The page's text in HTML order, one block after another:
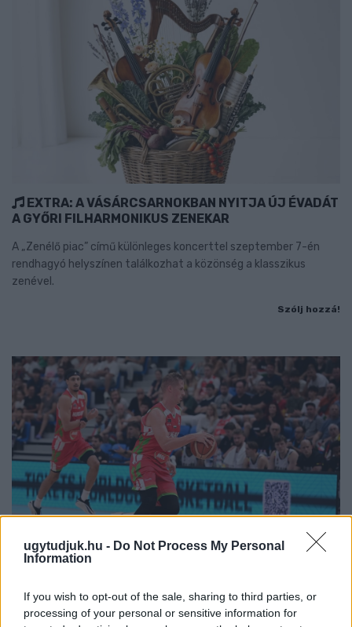
ugytudjuk.hu - Do Not Process My Personal
Information
If you wish to opt-out of the sale, sharing to third parties, or
processing of your personal or sensitive information for
EXTRA: A VÁSÁRCSARNOKBAN NYITJA ÚJ ÉVADÁT
A GYŐRI FILHARMONIKUS ZENEKAR
A „Zenélő piac” című különleges koncerttel szeptember 7-én
rendhagyó helyszínen találkozhat a közönség a klasszikus
zenével.
Szólj hozzá!
PERL, VÁRADI ÉS TANOH DEZ IS OTT VAN A FÉRFI
KOSÁRLABDA-VÁLOGATOTT SZŰKÍTETT